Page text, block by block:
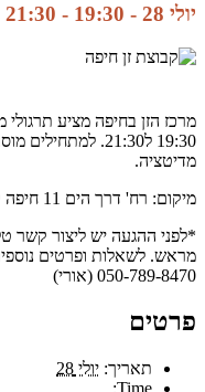
יולי 28 - 19:30 -
21:30
מרכז הזן בחיפה מציע תרגולי
19:30 ל21:30.
מדיטציה.
מיקום: רח' דרך הים 11 חיפה קומה שניה.
*לפני ההגעה יש ליצור קשר
050-789-8470 (אורי)
פרטים
תאריך: יולי 28